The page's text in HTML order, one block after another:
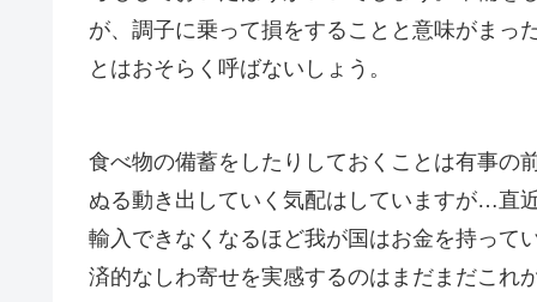
が、調子に乗って損をすることと意味がまっ
とはおそらく呼ばないしょう。
食べ物の備蓄をしたりしておくことは有事の
ぬる動き出していく気配はしていますが…直
輸入できなくなるほど我が国はお金を持って
済的なしわ寄せを実感するのはまだまだこれ